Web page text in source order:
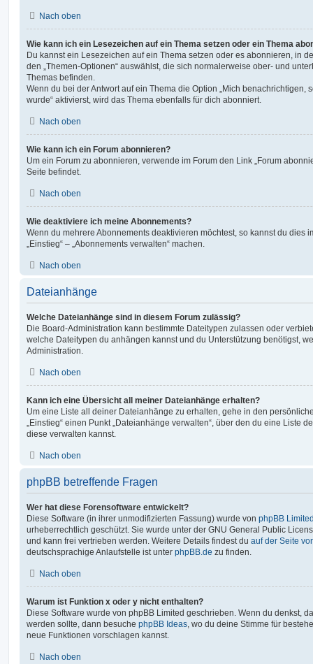
Nach oben
Wie kann ich ein Lesezeichen auf ein Thema setzen oder ein Thema
Du kannst ein Lesezeichen auf ein Thema setzen oder es abonnieren, in
den „Themen-Optionen“ auswählst, die sich normalerweise ober- und
Themas befinden.
Wenn du bei der Antwort auf ein Thema die Option „Mich benachrichtigen,
wurde“ aktivierst, wird das Thema ebenfalls für dich abonniert.
Nach oben
Wie kann ich ein Forum abonnieren?
Um ein Forum zu abonnieren, verwende im Forum den Link „Forum
Seite befindet.
Nach oben
Wie deaktiviere ich meine Abonnements?
Wenn du mehrere Abonnements deaktivieren möchtest, so kannst du dies
„Einstieg“ – „Abonnements verwalten“ machen.
Nach oben
Dateianhänge
Welche Dateianhänge sind in diesem Forum zulässig?
Die Board-Administration kann bestimmte Dateitypen zulassen oder
welche Dateitypen du anhängen kannst und du Unterstützung benötigst,
Administration.
Nach oben
Kann ich eine Übersicht all meiner Dateianhänge erhalten?
Um eine Liste all deiner Dateianhänge zu erhalten, gehe in den
„Einstieg“ einen Punkt „Dateianhänge verwalten“, über den du eine Liste
diese verwalten kannst.
Nach oben
phpBB betreffende Fragen
Wer hat diese Forensoftware entwickelt?
Diese Software (in ihrer unmodifizierten Fassung) wurde von phpBB
urheberrechtlich geschützt. Sie wurde unter der GNU General Public
und kann frei vertrieben werden. Weitere Details findest du auf der Seite
deutschsprachige Anlaufstelle ist unter phpBB.de zu finden.
Nach oben
Warum ist Funktion x oder y nicht enthalten?
Diese Software wurde von phpBB Limited geschrieben. Wenn du denkst,
werden sollte, dann besuche phpBB Ideas , wo du deine Stimme für
neue Funktionen vorschlagen kannst.
Nach oben